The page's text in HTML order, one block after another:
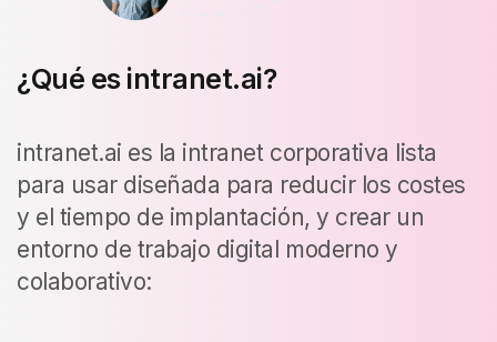
¿Qué es intranet.ai?
intranet.ai es la intranet corporativa lista
para usar diseñada para reducir los costes
y el tiempo de implantación, y crear un
entorno de trabajo digital moderno y
colaborativo: